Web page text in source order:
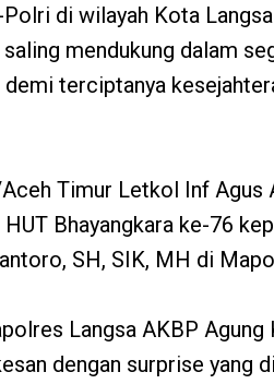
di wilayah Kota
mendukung dalam
terciptanya
Timur Letkol Inf Agus
Bhayangkara ke-76
SH, SIK, MH di
Langsa AKBP
dengan surprise yang